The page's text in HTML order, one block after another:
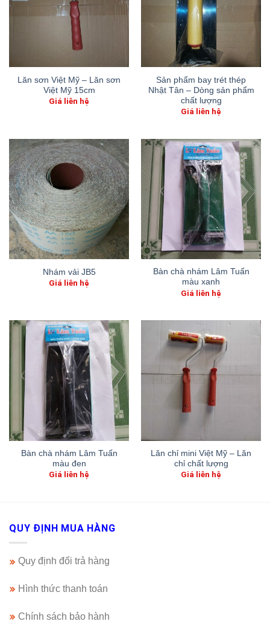
Lăn sơn Việt Mỹ – Lăn sơn
Việt Mỹ 15cm
Giá liên hệ
Sản phẩm bay trét thép
Nhật Tân – Dòng sản phẩm
chất lượng
Giá liên hệ
Nhám vải JB5
Giá liên hệ
Bàn chà nhám Lâm Tuấn
màu xanh
Giá liên hệ
Bàn chà nhám Lâm Tuấn
màu đen
Giá liên hệ
Lăn chỉ mini Việt Mỹ – Lăn
chỉ chất lượng
Giá liên hệ
QUY ĐỊNH MUA HÀNG
Quy định đổi trả hàng
Hình thức thanh toán
Chính sách bảo hành